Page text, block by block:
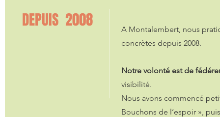
DEPUIS 2008
A Montalembert, nous
concrètes depuis 2008.
Notre volonté est de
visibilité.
Nous avons commencé
Bouchons de l’espoir »,